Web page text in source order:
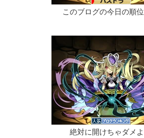
このブログの今日の順
絶対に開けちゃダメよ